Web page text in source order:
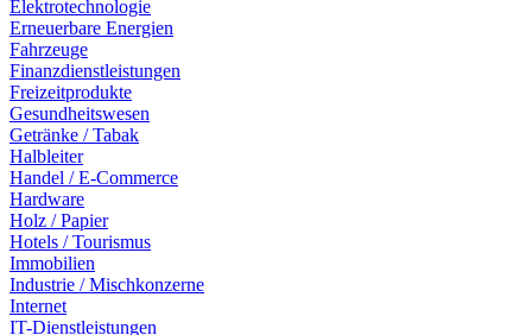
Elektrotechnologie
Erneuerbare Energien
Fahrzeuge
Finanzdienstleistungen
Freizeitprodukte
Gesundheitswesen
Getränke / Tabak
Halbleiter
Handel / E-Commerce
Hardware
Holz / Papier
Hotels / Tourismus
Immobilien
Industrie / Mischkonzerne
Internet
IT-Dienstleistungen